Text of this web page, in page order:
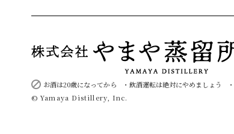
お酒は20歳になってから 飲酒運転は絶対にやめましょう
© Yamaya Distillery, Inc.